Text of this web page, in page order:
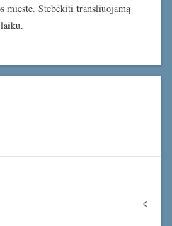
mieste. Stebėkiti transliuojamą